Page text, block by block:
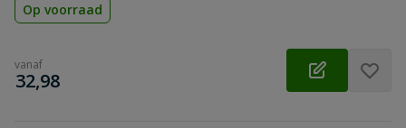
Op voorraad
vanaf
€
32,98